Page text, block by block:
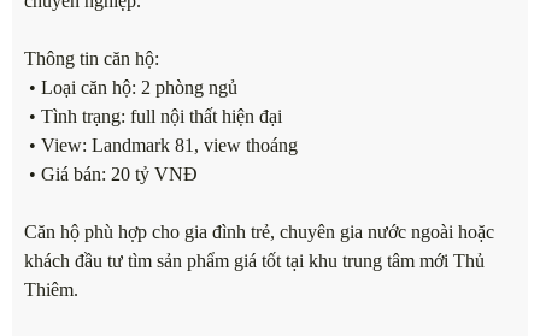
Thông tin căn hộ:
• Loại căn hộ: 2 phòng ngủ
• Tình trạng: full nội thất hiện đại
• View: Landmark 81, view thoáng
• Giá bán: 20 tỷ VNĐ
Căn hộ phù hợp cho gia đình trẻ, chuyên gia nước ngoài hoặc
khách đầu tư tìm sản phẩm giá tốt tại khu trung tâm mới Thủ
Thiêm.